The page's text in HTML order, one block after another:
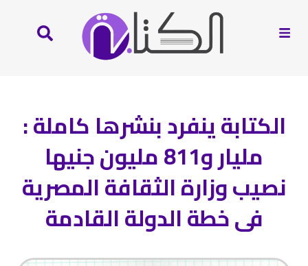
الكتابة ينفرد بنشرها كاملة :
مليار و811 مليون جنيها
نصيب وزارة الثقافة المصرية
فى خطة الدولة القادمة